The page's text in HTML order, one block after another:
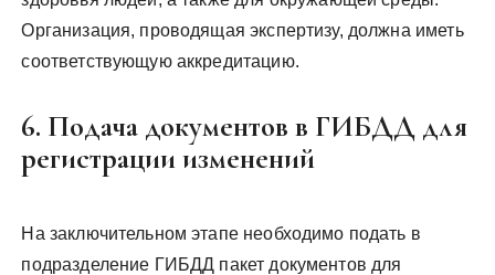
Организация, проводящая экспертизу, должна иметь
соответствующую аккредитацию.
6. Подача документов в ГИБДД для
регистрации изменений
На заключительном этапе необходимо подать в
подразделение ГИБДД пакет документов для